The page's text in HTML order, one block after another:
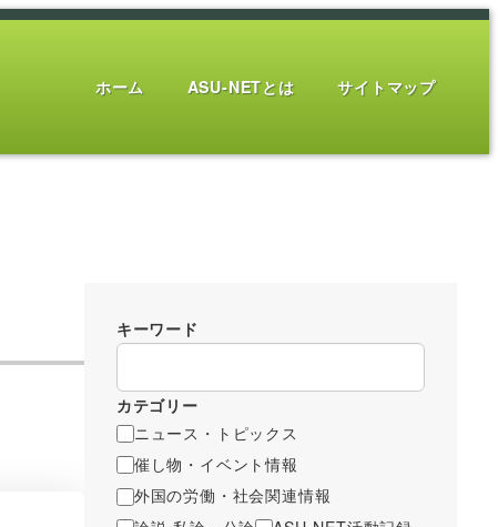
ホーム ASU-NETとは サイトマップ
キーワード
カテゴリー
ニュース・トピックス
催し物・イベント情報
外国の労働・社会関連情報